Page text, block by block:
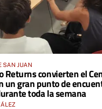
SAN JUAN
Returns convierten el
un gran punto de
toda la semana